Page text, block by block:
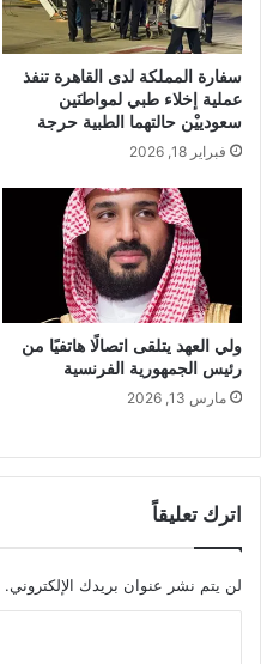
سفارة المملكة لدى القاهرة تنفذ
عملية إخلاء طبي لمواطنَين
سعودييْن حالتهما الطبية حرجة
فبراير 18, 2026
ولي العهد يتلقى اتصالًا هاتفيًا من
رئيس الجمهورية الفرنسية
مارس 13, 2026
اترك تعليقاً
لن يتم نشر عنوان بريدك الإلكتروني.